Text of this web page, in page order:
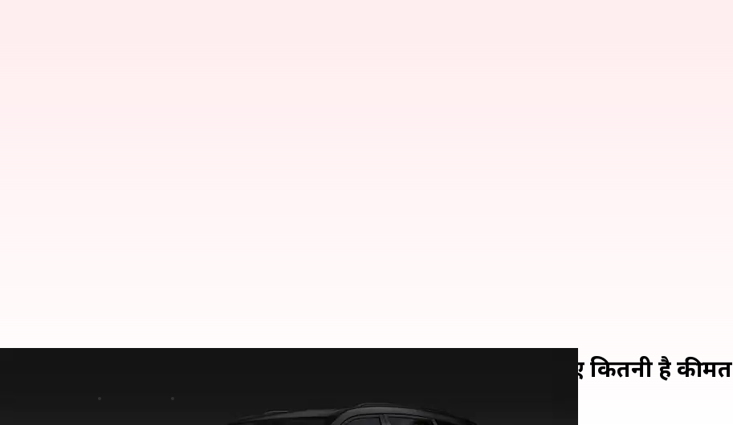
महिंद्रा XUV700 का किफायती 7-सीटर MX वेरिएंट आया, जानिए कितनी है कीमत